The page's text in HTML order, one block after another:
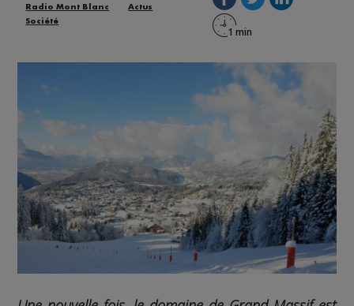
Radio Mont Blanc
Actus
Société